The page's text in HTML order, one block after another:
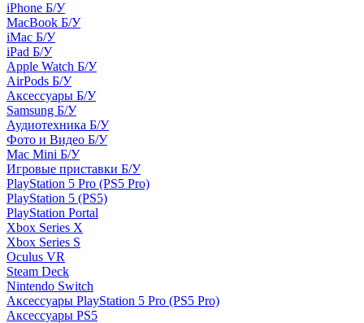
iPhone Б/У
MacBook Б/У
iMac Б/У
iPad Б/У
Apple Watch Б/У
AirPods Б/У
Аксессуары Б/У
Samsung Б/У
Аудиотехника Б/У
Фото и Видео Б/У
Mac Mini Б/У
Игровые приставки Б/У
PlayStation 5 Pro (PS5 Pro)
PlayStation 5 (PS5)
PlayStation Portal
Xbox Series X
Xbox Series S
Oculus VR
Steam Deck
Nintendo Switch
Аксессуары PlayStation 5 Pro (PS5 Pro)
Аксессуары PS5